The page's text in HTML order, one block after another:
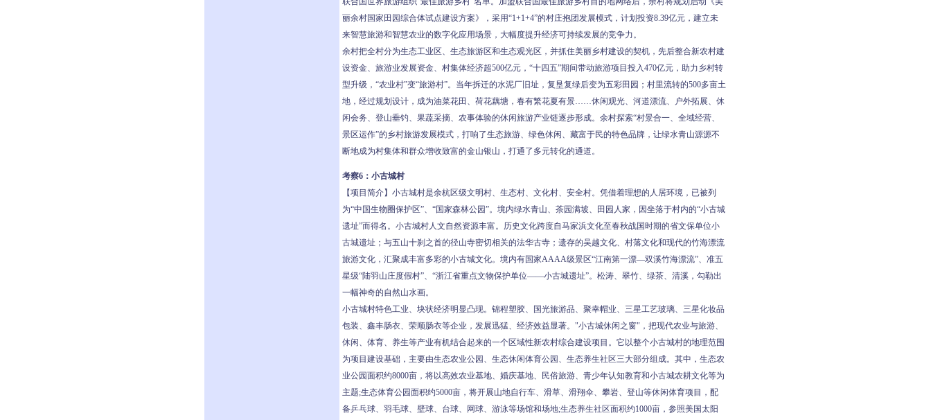
丽余村国家田园综合体试点建设方案》，采用“1+1+4”的村庄抱团发展模式，计划投资8.39亿元，建立未
来智慧旅游和智慧农业的数字化应用场景，大幅度提升经济可持续发展的竞争力。
余村把全村分为生态工业区、生态旅游区和生态观光区，并抓住美丽乡村建设的契机，先后整合新农村建
设资金、旅游业发展资金、村集体经济超500亿元，“十四五”期间带动旅游项目投入470亿元，助力乡村转
型升级，“农业村”变“旅游村”。当年拆迁的水泥厂旧址，复垦复绿后变为五彩田园；村里流转的500多亩土
地，经过规划设计，成为油菜花田、荷花藕塘，春有繁花夏有景……休闲观光、河道漂流、户外拓展、休
闲会务、登山垂钓、果蔬采摘、农事体验的休闲旅游产业链逐步形成。余村探索“村景合一、全域经营、
景区运作”的乡村旅游发展模式，打响了生态旅游、绿色休闲、藏富于民的特色品牌，让绿水青山源源不
断地成为村集体和群众增收致富的金山银山，打通了多元转化的通道。
考察6：小古城村
【项目简介】小古城村是余杭区级文明村、生态村、文化村、安全村。凭借着理想的人居环境，已被列
为“中国生物圈保护区”、“国家森林公园”。境内绿水青山、茶园满坡、田园人家，因坐落于村内的“小古城
遗址”而得名。小古城村人文自然资源丰富。历史文化跨度自马家浜文化至春秋战国时期的省文保单位小
古城遗址；与五山十刹之首的径山寺密切相关的法华古寺；遗存的吴越文化、村落文化和现代的竹海漂流
旅游文化，汇聚成丰富多彩的小古城文化。境内有国家AAAA级景区“江南第一漂—双溪竹海漂流”、准五
星级“陆羽山庄度假村”、“浙江省重点文物保护单位——小古城遗址”。松涛、翠竹、绿茶、清溪，勾勒出
一幅神奇的自然山水画。
小古城村特色工业、块状经济明显凸现。锦程塑胶、国光旅游品、聚幸帽业、三星工艺玻璃、三星化妆品
包装、鑫丰肠衣、荣顺肠衣等企业，发展迅猛、经济效益显著。"小古城休闲之窗"，把现代农业与旅游、
休闲、体育、养生等产业有机结合起来的一个区域性新农村综合建设项目。它以整个小古城村的地理范围
为项目建设基础，主要由生态农业公园、生态休闲体育公园、生态养生社区三大部分组成。其中，生态农
业公园面积约8000亩，将以高效农业基地、婚庆基地、民俗旅游、青少年认知教育和小古城农耕文化等为
主题;生态体育公园面积约5000亩，将开展山地自行车、滑草、滑翔伞、攀岩、登山等休闲体育项目，配
备乒乓球、羽毛球、壁球、台球、网球、游泳等场馆和场地;生态养生社区面积约1000亩，参照美国太阳